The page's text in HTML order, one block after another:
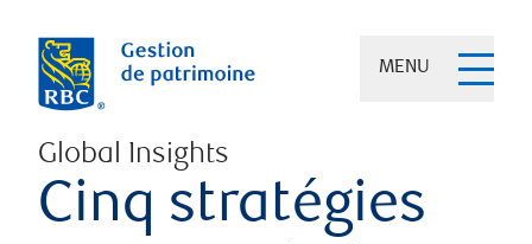
MENU
Global Insights
Cinq stratégies